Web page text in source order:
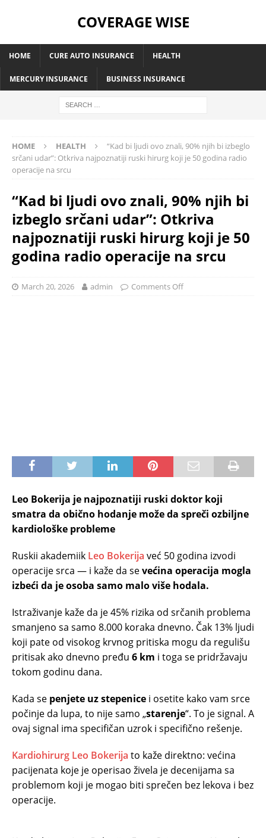
COVERAGE WISE
HOME CURE AUTO INSURANCE HEALTH
MERCURY INSURANCE BUSINESS INSURANCE
HOME HEALTH
“Kad bi ljudi ovo znali, 90% njih bi izbeglo
srčani udar”: Otkriva najpoznatiji ruski hirurg koji je 50 godina radio
operacije na srcu
“Kad bi ljudi ovo znali, 90% njih bi
izbeglo srčani udar”: Otkriva
najpoznatiji ruski hirurg koji je 50
godina radio operacije na srcu
March 20, 2026 admin Comments Off
Leo Bokerija je najpoznatiji ruski doktor koji
smatra da obično hodanje može da spreči ozbiljne
kardiološke probleme
Ruskii akademiik Leo Bokerija već 50 godina izvodi
operacije srca — i kaže da sevećina operacija mogla
izbeći da je osoba samo malo više hodala.
Istraživanje kaže da je 45% rizika od srčanih problema
smanjeno sa samo 8.000 koraka dnevno. Čak 13% ljudi
koji pate od visokog krvnog pritiska mogu da regulišu
pritisak ako dnevno pređu 6 km i toga se pridržavaju
tokom godinu dana.
Kada se penjete uz stepenice i osetite kako vam srce
počinje da lupa, to nije samo „starenje“. To je signal. A
ovaj signal ima specifičan uzrok i specifično rešenje.
Kardiohirurg Leo Bokerija to kaže direktno: većina
pacijenata koje je operisao živela je decenijama sa
problemom koji je mogao biti sprečen bez lekova i bez
operacije.